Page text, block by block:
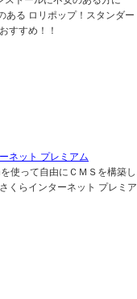
ある ロリポップ！スタンダー
すすめ！！
ネット プレミアム
使って自由にＣＭＳを構築し
くらインターネット プレミア